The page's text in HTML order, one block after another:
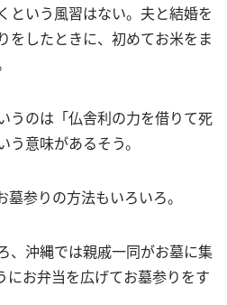
という風習はない。夫と結婚を
をしたときに、初めてお米をま
うのは「仏舎利の力を借りて死
意味があるそう。
参りの方法もいろいろ。
、沖縄では親戚一同がお墓に集
にお弁当を広げてお墓参りをす